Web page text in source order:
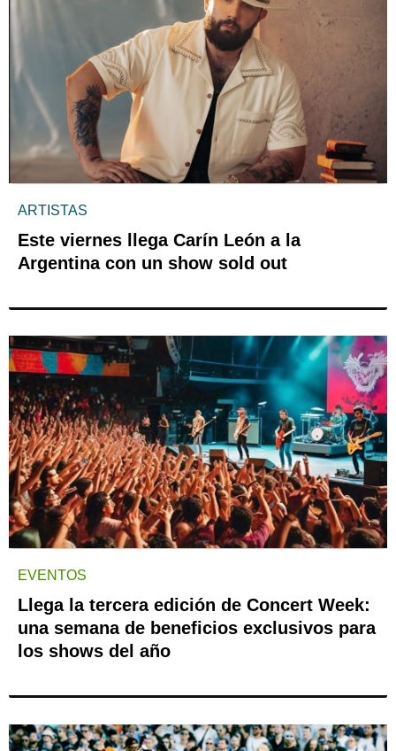
ARTISTAS
Este viernes llega Carín León a la
Argentina con un show sold out
EVENTOS
Llega la tercera edición de Concert Week:
una semana de beneficios exclusivos para
los shows del año